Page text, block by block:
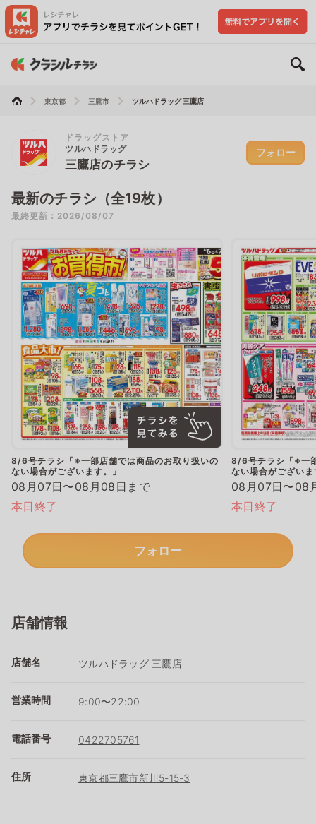
東京都 三鷹市 ツルハドラッグ 三鷹店
ドラッグストア
ツルハドラッグ
三鷹店のチラシ
フォロー
最新のチラシ（全19枚）
最終更新：2026/08/07
8/6号チラシ「※一部店舗では商品のお取り扱いの
ない場合がございます。」
08月07日〜08月08日まで
本日終了
8/6号チラシ「※一
ない場合がございま
08月07日〜08
本日終了
フォロー
店舗情報
店舗名 ツルハドラッグ 三鷹店
営業時間 9:00〜22:00
電話番号 0422705761
住所 東京都三鷹市新川5-15-3